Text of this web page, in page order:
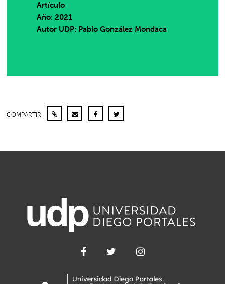
Artículo
Año: 2021
Autor UDP: Pablo González Mondaca
COMPARTIR